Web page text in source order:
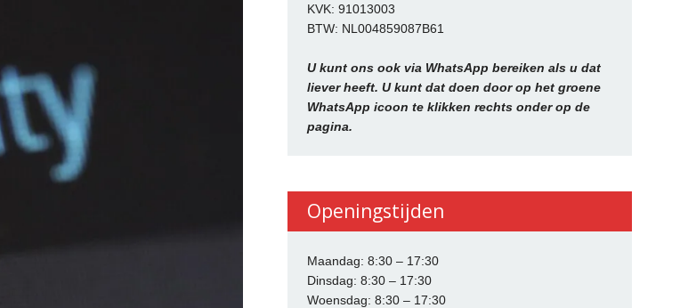
KVK: 91013003
BTW: NL004859087B61
U kunt ons ook via WhatsApp bereiken als u dat
liever heeft. U kunt dat doen door op het groene
WhatsApp icoon te klikken rechts onder op de
pagina.
Openingstijden
Maandag: 8:30 – 17:30
Dinsdag: 8:30 – 17:30
Woensdag: 8:30 – 17:30